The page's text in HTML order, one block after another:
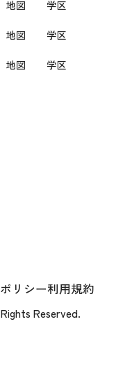
地図 学区
地図 学区
地図 学区
リシー利用規約
Reserved.